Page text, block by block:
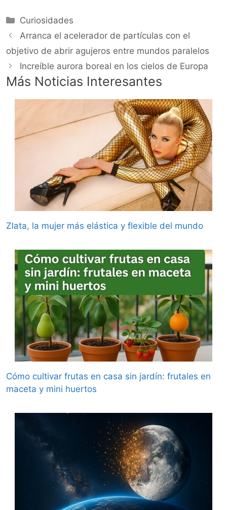
Categorías
Curiosidades
Arranca el acelerador de partículas con el
objetivo de abrir agujeros entre mundos paralelos
Increíble aurora boreal en los cielos de Europa
Más Noticias Interesantes
Zlata, la mujer más elástica y flexible del mundo
Cómo cultivar frutas en casa sin jardín: frutales en
maceta y mini huertos